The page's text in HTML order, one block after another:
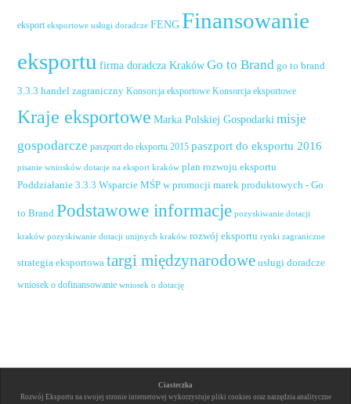
eksport eksportowe usługi doradcze FENG Finansowanie
eksportu firma doradcza Kraków Go to Brand go to brand
3.3.3 handel zagraniczny Konsorcja eksportowe Konsorcja eksportowe
Kraje eksportowe Marka Polskiej Gospodarki misje
gospodarcze paszport do eksportu 2015 paszport do eksportu 2016
pisanie wniosków dotacje na eksport kraków plan rozwoju eksportu
Poddziałanie 3.3.3 Wsparcie MŚP w promocji marek produktowych - Go
to Brand Podstawowe informacje pozyskiwanie dotacji
kraków pozyskiwanie dotacji unijnych kraków rozwój eksportu rynki zagraniczne
strategia eksportowa targi międzynarodowe usługi doradcze
wniosek o dofinansowanie wniosek o dotację
Ciasteczka
Rozwój Eksportu na swojej stronie internetowej wykorzystuje pliki cookies oraz narzędzia analityczne